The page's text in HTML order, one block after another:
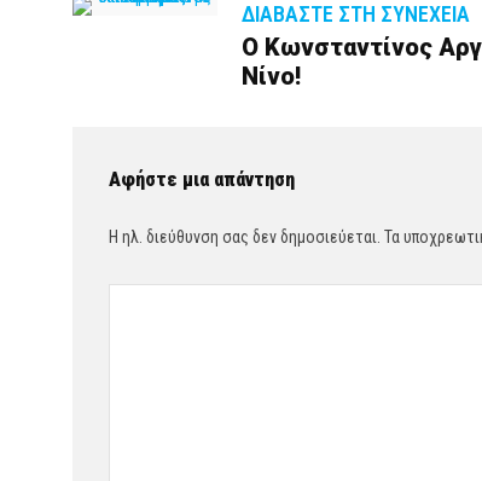
ΔΙΑΒΆΣΤΕ ΣΤΗ ΣΥΝΈΧΕΙΑ
Ο Κωνσταντίνος
Νίνο!
Αφήστε μια απάντηση
Η ηλ. διεύθυνση σας δεν δημοσιεύεται. Τα